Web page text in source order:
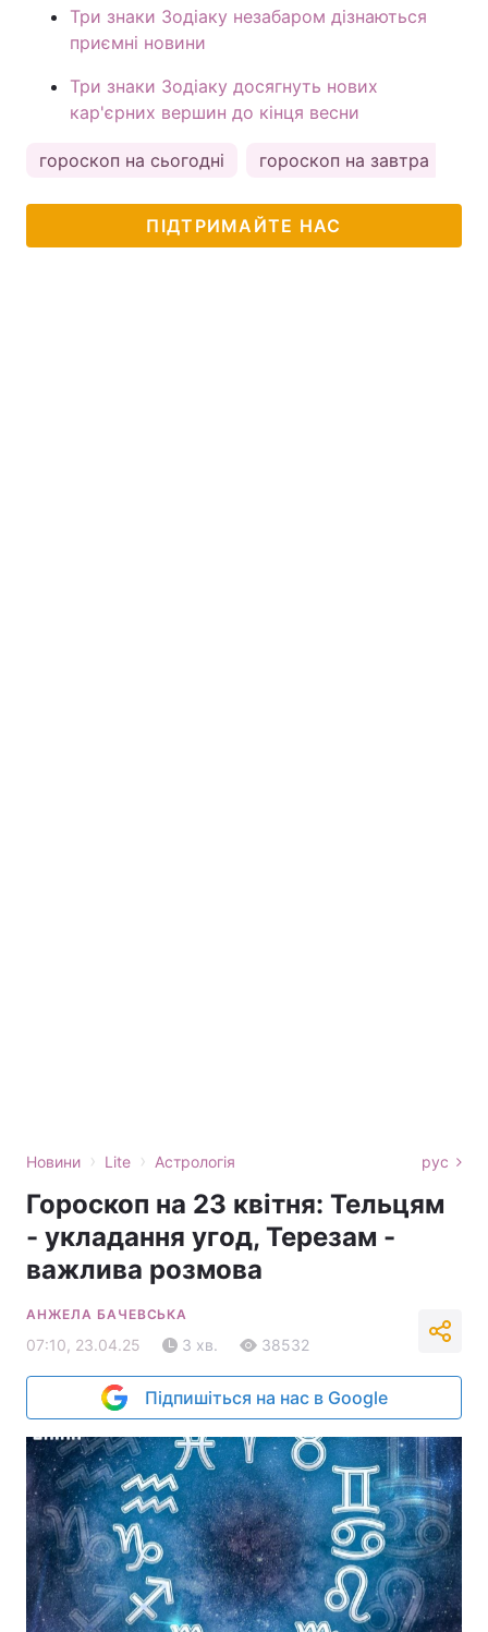
Три знаки Зодіаку незабаром дізнаються
приємні новини
Три знаки Зодіаку досягнуть нових
кар'єрних вершин до кінця весни
гороскоп на сьогодні гороскоп на завтра
ПІДТРИМАЙТЕ НАС
Новини › Lite › Астрологія рус
Гороскоп на 23 квітня: Тельцям
- укладання угод, Терезам -
важлива розмова
АНЖЕЛА БАЧЕВСЬКА
07:10, 23.04.25 3 хв. 38532
Підпишіться на нас в Google